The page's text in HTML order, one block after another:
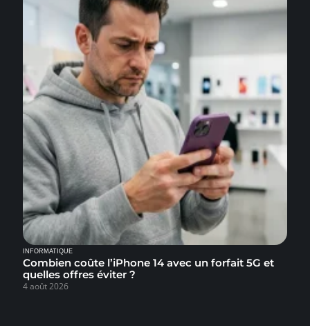
INFORMATIQUE
Combien coûte l’iPhone 14 avec un forfait 5G et
quelles offres éviter ?
4 août 2026